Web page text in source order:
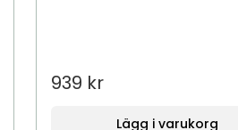
939 kr
Lägg i varukorg